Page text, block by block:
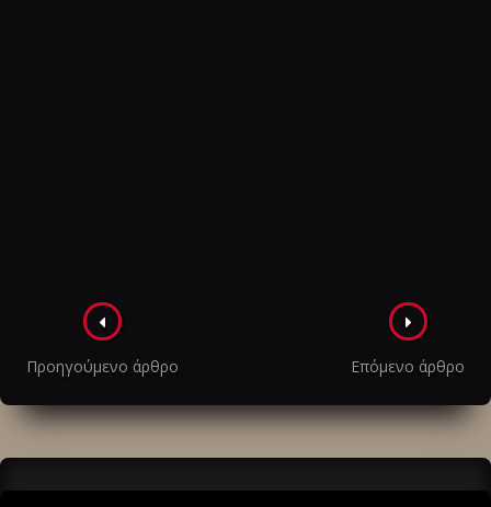
Πλοήγηση
στα
άρθρα
Προηγούμενο άρθρο Επόμενο άρθρο